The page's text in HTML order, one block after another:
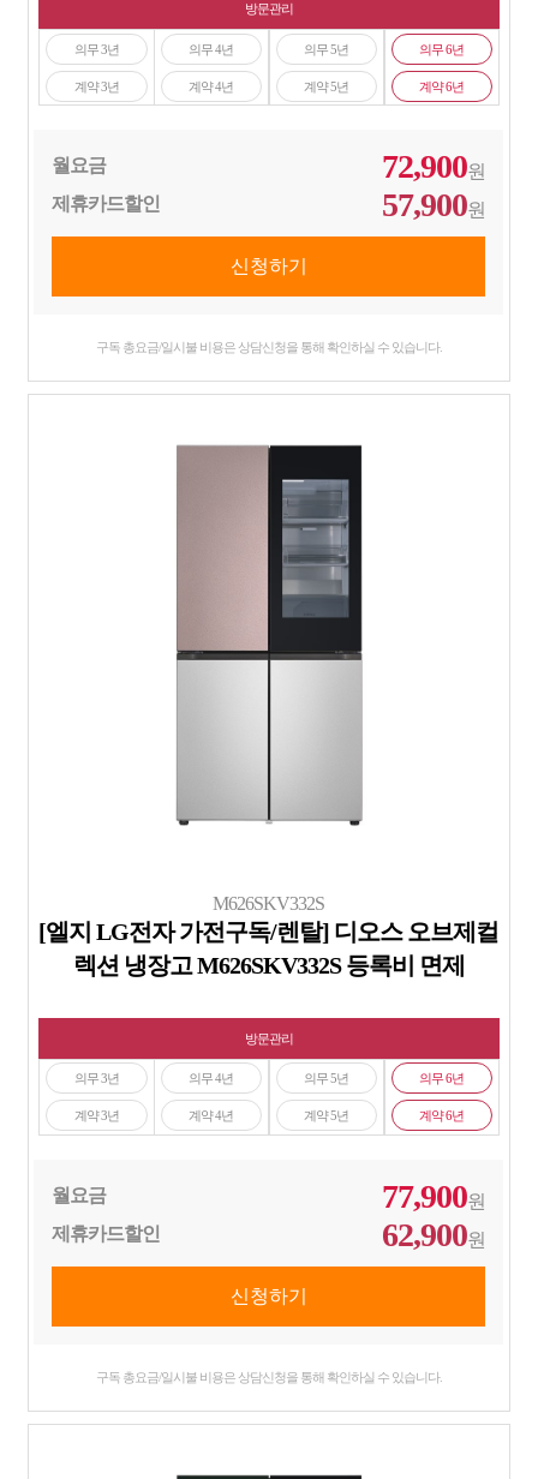
방문관리
의무 3년
계약 3년
의무 4년
계약 4년
의무 5년
계약 5년
의무 6년
계약 6년
월요금 72,900원
제휴카드할인
57,900원
구독 총요금/일시불 비용은 상담신청을 통해 확인하실 수 있습니다.
M626SKV332S
[엘지 LG전자 가전구독/렌탈] 디오스 오브제컬
렉션 냉장고 M626SKV332S 등록비 면제
방문관리
의무 3년
계약 3년
의무 4년
계약 4년
의무 5년
계약 5년
의무 6년
계약 6년
월요금 77,900원
제휴카드할인
62,900원
구독 총요금/일시불 비용은 상담신청을 통해 확인하실 수 있습니다.